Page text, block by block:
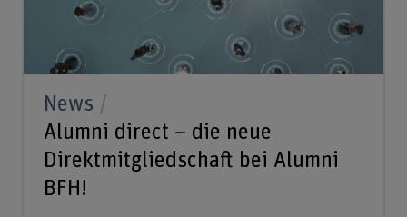
News
Alumni direct – die neue
Direktmitgliedschaft bei Alumni
BFH!